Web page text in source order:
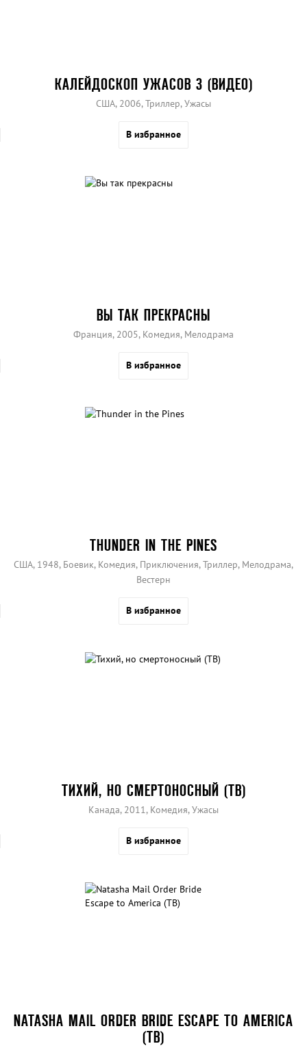
КАЛЕЙДОСКОП УЖАСОВ 3 (ВИДЕО)
США, 2006, Триллер, Ужасы
В избранное
ВЫ ТАК ПРЕКРАСНЫ
Франция, 2005, Комедия, Мелодрама
В избранное
THUNDER IN THE PINES
США, 1948, Боевик, Комедия, Приключения, Триллер, Мелодрама,
Вестерн
В избранное
ТИХИЙ, НО СМЕРТОНОСНЫЙ (ТВ)
Канада, 2011, Комедия, Ужасы
В избранное
NATASHA MAIL ORDER BRIDE ESCAPE TO AMERICA
(ТВ)